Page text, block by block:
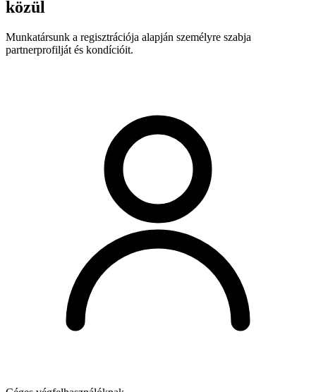
közül
Munkatársunk a regisztrációja alapján személyre szabja
partnerprofilját és kondícióit.